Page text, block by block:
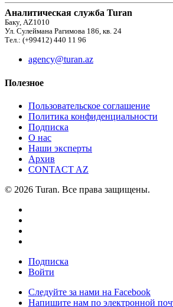
Аналитическая служба Turan
Баку, AZ1010
Ул. Сулеймана Рагимова 186, кв. 24
Тел.: (+99412) 440 11 96
agency@turan.az
Полезное
Пользовательское соглашение
Политика конфиденциальности
Подписка
О нас
Наши эксперты
Архив
CONTACT AZ
© 2026 Turan. Все права защищены.
Подписка
Войти
Следуйте за нами на Facebook
Напишите нам по электронной